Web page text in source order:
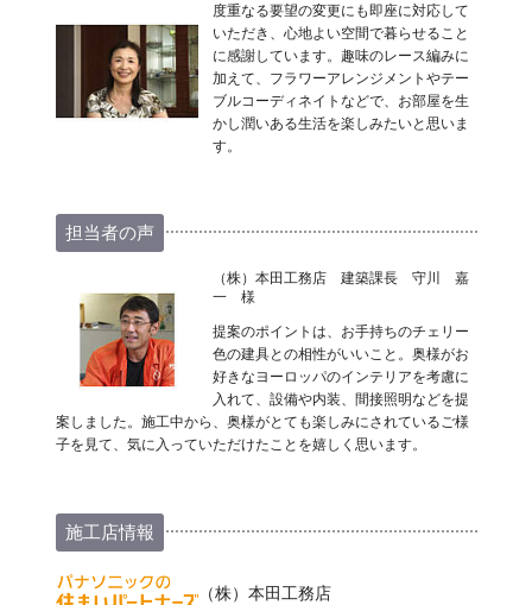
度重なる要望の変更にも即座に対応して
いただき、心地よい空間で暮らせること
に感謝しています。趣味のレース編みに
加えて、フラワーアレンジメントやテー
ブルコーディネイトなどで、お部屋を生
かし潤いある生活を楽しみたいと思いま
す。
担当者の声
（株）本田工務店 建築課長 守川 嘉
一 様
提案のポイントは、お手持ちのチェリー
色の建具との相性がいいこと。奥様がお
好きなヨーロッパのインテリアを考慮に
入れて、設備や内装、間接照明などを提
案しました。施工中から、奥様がとても楽しみにされているご様
子を見て、気に入っていただけたことを嬉しく思います。
施工店情報
（株）本田工務店